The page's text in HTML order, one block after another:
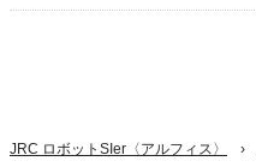
JRC ロボットSIer〈アルフィス〉